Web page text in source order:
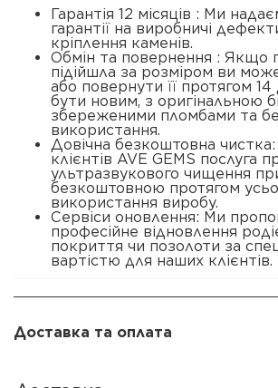
Гарантія 12 місяців : Ми
гарантії на виробничі
кріплення каменів.
Обмін та повернення : Якщо
підійшла за розміром ви
або повернути її протягом 14
бути новим, з оригінальною
збереженими пломбами та
використання.
Довічна безкоштовна чистка:
клієнтів AVE GEMS послуга
ультразвукового чищення
безкоштовною протягом
використання виробу.
Сервіси оновлення: Ми
професійне відновлення
покриття чи позолоти за
вартістю для наших клієнтів.
Доставка та оплата